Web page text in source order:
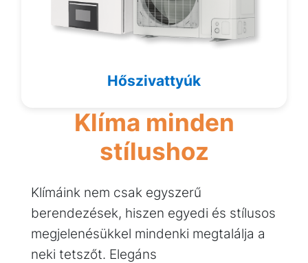
Hőszivattyúk
Klíma minden
stílushoz
Klímáink nem csak egyszerű
berendezések, hiszen egyedi és stílusos
megjelenésükkel mindenki megtalálja a
neki tetszőt. Elegáns